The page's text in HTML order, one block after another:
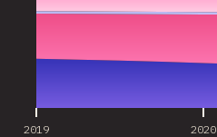
2019 2020